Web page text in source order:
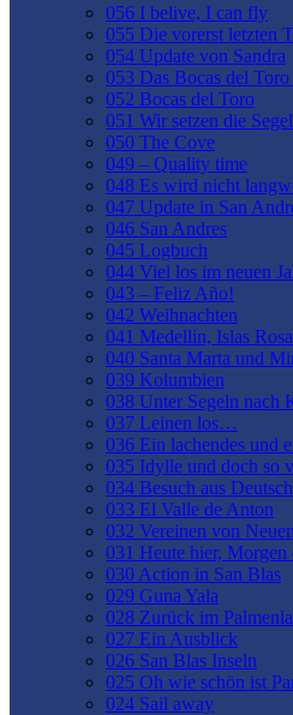
056 I belive, I can fly
055 Die vorerst letzten
054 Update von Sandra
053 Das Bocas del
052 Bocas del Toro
051 Wir setzen die
050 The Cove
049 – Quality time
048 Es wird nicht
047 Update in San
046 San Andres
045 Logbuch
044 Viel los im neuen
043 – Feliz Año!
042 Weihnachten
041 Medellin, Islas
040 Santa Marta und
039 Kolumbien
038 Unter Segeln nach
037 Leinen los…
036 Ein lachendes und
035 Idylle und doch so
034 Besuch aus
033 El Valle de Anton
032 Vereinen von
031 Heute hier,
030 Action in San Blas
029 Guna Yala
028 Zurück im
027 Ein Ausblick
026 San Blas Inseln
025 Oh wie schön ist
024 Sail away